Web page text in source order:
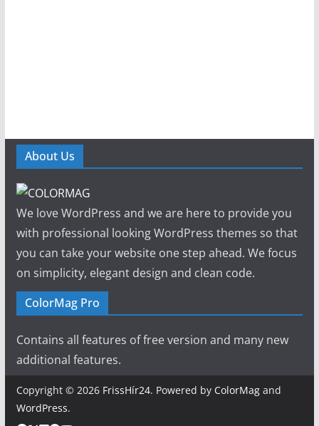
About Us
We love WordPress and we are here to provide you
with professional looking WordPress themes so that
you can take your website one step ahead. We focus
on simplicity, elegant design and clean code.
ColorMag Pro
Contains all features of free version and many new
additional features.
Copyright © 2026 FrissHír24. Powered by ColorMagand
WordPress.